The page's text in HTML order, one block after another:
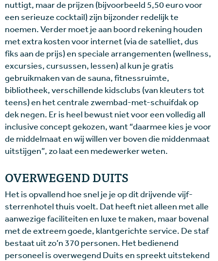
nuttigt, maar de prijzen (bijvoorbeeld 5,50 euro voor
een serieuze cocktail) zijn bijzonder redelijk te
noemen. Verder moet je aan boord rekening houden
met extra kosten voor internet (via de satelliet, dus
fiks aan de prijs) en speciale arrangementen (wellness,
excursies, cursussen, lessen) al kun je gratis
gebruikmaken van de sauna, fitnessruimte,
bibliotheek, verschillende kidsclubs (van kleuters tot
teens) en het centrale zwembad-met-schuifdak op
dek negen. Er is heel bewust niet voor een volledig all
inclusive concept gekozen, want “daarmee kies je voor
de middelmaat en wij willen ver boven die middenmaat
uitstijgen”, zo laat een medewerker weten.
OVERWEGEND DUITS
Het is opvallend hoe snel je je op dit drijvende vijf-
sterrenhotel thuis voelt. Dat heeft niet alleen met alle
aanwezige faciliteiten en luxe te maken, maar bovenal
met de extreem goede, klantgerichte service. De staf
bestaat uit zo’n 370 personen. Het bedienend
personeel is overwegend Duits en spreekt uitstekend